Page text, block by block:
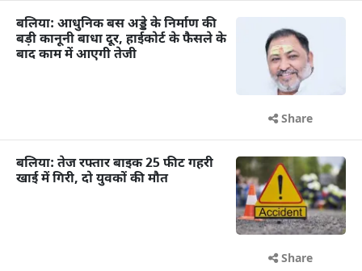
बलिया: आधुनिक बस अड्डे के निर्माण की
बड़ी कानूनी बाधा दूर, हाईकोर्ट के फैसले के
बाद काम में आएगी तेजी
Share
बलिया: तेज रफ्तार बाइक 25 फीट गहरी
खाई में गिरी, दो युवकों की मौत
Share